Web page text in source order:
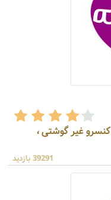
غیر گوشتی ،
39291 بازدید